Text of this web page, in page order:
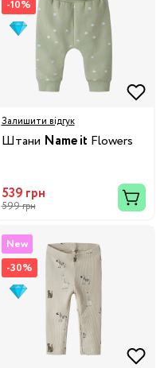
-10%
Залишити відгук
Штани Name it Flowers
539 грн
599 грн
New
-30%